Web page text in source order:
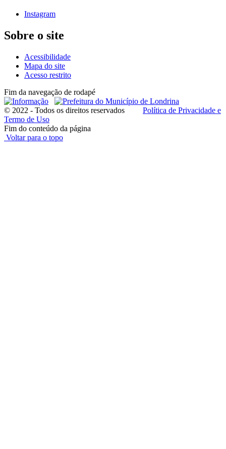
Instagram
Sobre o site
Acessibilidade
Mapa do site
Acesso restrito
Fim da navegação de rodapé
© 2022 - Todos os direitos reservados Política de Privacidade e
Termo de Uso
Fim do conteúdo da página
Voltar para o topo